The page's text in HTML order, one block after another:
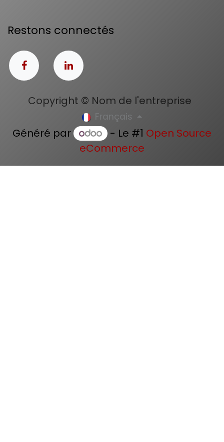
Restons connectés
Copyright © Nom de l'entreprise
Français
Généré par - Le #1 Open Source
eCommerce